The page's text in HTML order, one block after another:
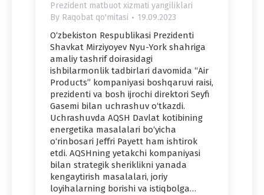
Prezident matbuot xizmati yangiliklari
By Raqobat qo'mitasi 19.09.2023
O‘zbekiston Respublikasi Prezidenti
Shavkat Mirziyoyev Nyu-York shahriga
amaliy tashrif doirasidagi
ishbilarmonlik tadbirlari davomida “Air
Products” kompaniyasi boshqaruvi raisi,
prezidenti va bosh ijrochi direktori Seyfi
Gasemi bilan uchrashuv o‘tkazdi.
Uchrashuvda AQSH Davlat kotibining
energetika masalalari bo‘yicha
o‘rinbosari Jeffri Payett ham ishtirok
etdi. AQSHning yetakchi kompaniyasi
bilan strategik sheriklikni yanada
kengaytirish masalalari, joriy
loyihalarning borishi va istiqbolga…